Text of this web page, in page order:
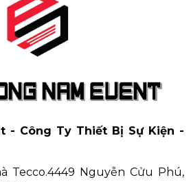
- Công Ty Thiết Bị Sự Kiện -
Tecco.4449 Nguyễn Cửu Phú,